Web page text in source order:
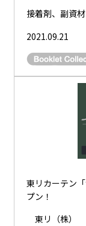
接着剤、副資材
2021.09.21
東リカーテン
プン！
東リ（株）